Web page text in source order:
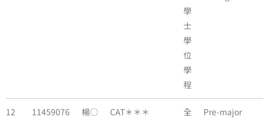
學
士
學
位
學
程
12 11459076
楊○
CAT＊＊＊
全
Pre-major